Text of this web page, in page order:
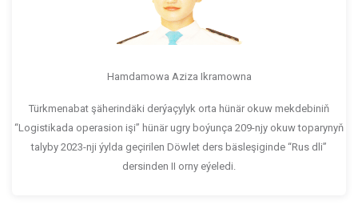
Hamdamowa Aziza Ikramowna
Türkmenabat şäherindäki derýaçylyk orta hünär okuw mekdebiniň
“Logistikada operasion işi” hünär ugry boýunça 209-njy okuw toparynyň
talyby 2023-nji ýylda geçirilen Döwlet ders bäsleşiginde “Rus dli”
dersinden II orny eýeledi.